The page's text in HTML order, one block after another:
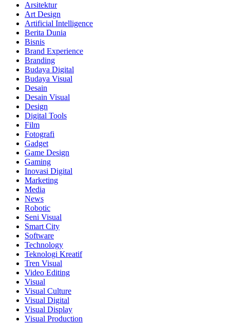
Arsitektur
Art Design
Artificial Intelligence
Berita Dunia
Bisnis
Brand Experience
Branding
Budaya Digital
Budaya Visual
Desain
Desain Visual
Design
Digital Tools
Film
Fotografi
Gadget
Game Design
Gaming
Inovasi Digital
Marketing
Media
News
Robotic
Seni Visual
Smart City
Software
Technology
Teknologi Kreatif
Tren Visual
Video Editing
Visual
Visual Culture
Visual Digital
Visual Display
Visual Production